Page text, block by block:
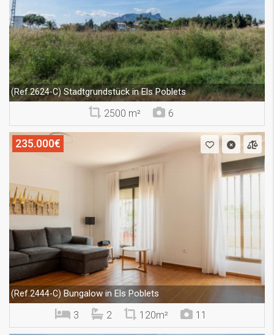
(Ref.2624-C)Stadtgrundstück in Els Poblets
2500 m² 6
235.000€
(Ref.2444-C) Bungalow in Els Poblets
3 2 120m² 11